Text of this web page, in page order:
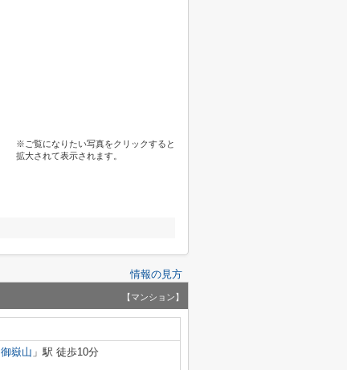
※ご覧になりたい写真をクリックすると
拡大されて表示されます。
情報の見方
【マンション】
御嶽山 」駅 徒歩10分